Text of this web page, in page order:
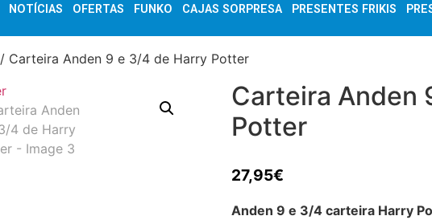
NOTÍCIAS OFERTAS FUNKO CAJAS SORPRESA PRESENTES FRIKIS
/ Carteira Anden 9 e 3/4 de Harry Potter
Carteira Anden
Potter
27,95€
Anden 9 e 3/4 carteira Harry